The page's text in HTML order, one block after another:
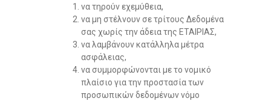
να τηρούν εχεμύθεια,
να μη στέλνουν σε τρίτους Δεδομένα
σας χωρίς την άδεια της ΕΤΑΙΡΙΑΣ,
να λαμβάνουν κατάλληλα μέτρα
ασφάλειας,
να συμμορφώνονται με το νομικό
πλαίσιο για την προστασία των
προσωπικών δεδομένων νόμο